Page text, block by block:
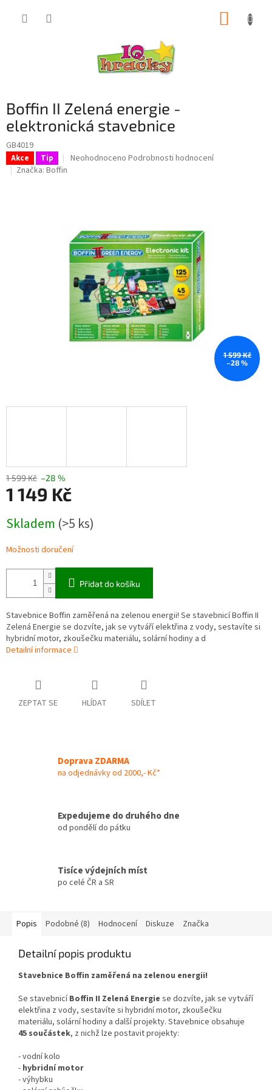
Boffin II Zelená energie -
elektronická stavebnice
GB4019
Akce Tip
Průměrné
hvězdiček.
Neohodnoceno Podrobnosti hodnocení
Značka: Boffin
1 599 Kč
–28 %
1 599 Kč –28 %
1 149 Kč
cena:
Skladem (>5 ks)
Možnosti doručení
Přidat do košíku
Stavebnice Boffin zaměřená na zelenou energii! Se stavebnicí Boffin II
Zelená Energie se dozvíte, jak se vytváří elektřina z vody, sestavíte si
hybridní motor, zkoušečku materiálu, solární hodiny a d
Detailní informace
ZEPTAT SE HLÍDAT SDÍLET
Doprava ZDARMA
na odjednávky od 2000,- Kč*
Expedujeme do druhého dne
od pondělí do pátku
Tisíce výdejních míst
po celé ČR a SR
Popis Podobné (8) Hodnocení Diskuze Značka
Detailní popis produktu
Stavebnice Boffin zaměřená na zelenou energii!
Se stavebnicíBoffin II Zelená Energie se dozvíte, jak se vytváří
elektřina z vody, sestavíte si hybridní motor, zkoušečku
materiálu, solární hodiny a další projekty. Stavebnice obsahuje
45 součástek, z nichž lze postavit projekty:
- vodní kolo
- hybridní motor
- výhybku